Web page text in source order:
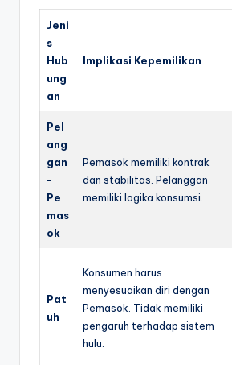
Jeni
s
Hub
ung
an
Implikasi Kepemilikan
Pel
ang
gan
-
Pe
mas
ok
Pemasok memiliki kontrak
dan stabilitas. Pelanggan
memiliki logika konsumsi.
Pat
uh
Konsumen harus
menyesuaikan diri dengan
Pemasok. Tidak memiliki
pengaruh terhadap sistem
hulu.